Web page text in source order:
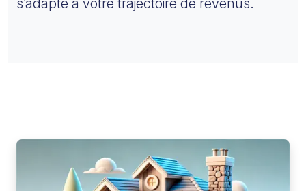
s’adapte à votre trajectoire de revenus.